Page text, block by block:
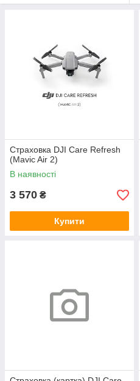
Страховка DJI Care Refresh
(Mavic Air 2)
В наявності
3 570 ₴
Купити